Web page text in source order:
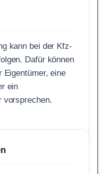
kann bei der Kfz-
Dafür können
Eigentümer, eine
ein
vorsprechen.